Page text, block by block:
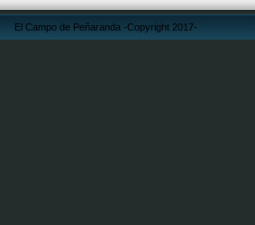
El Campo de Peñaranda -Copyright 2017-